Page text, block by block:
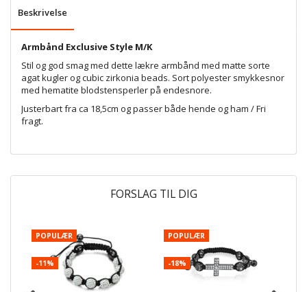
Beskrivelse
Armbånd Exclusive Style M/K
Stil og god smag med dette lækre armbånd med matte sorte
agat kugler og cubic zirkonia beads. Sort polyester smykkesnor
med hematite blodstensperler på endesnore.
Justerbart fra ca 18,5cm og passer både hende og ham / Fri
fragt.
FORSLAG TIL DIG
POPULÆR
-11%
POPULÆR
-18%